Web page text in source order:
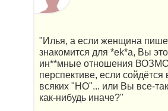
"Илья, а если женщина
знакомится для *еk*а, Вы
ин**мные отношения
перспективе, если сойдётся
всяких "НО"... или Вы все-
как-нибудь иначе?"